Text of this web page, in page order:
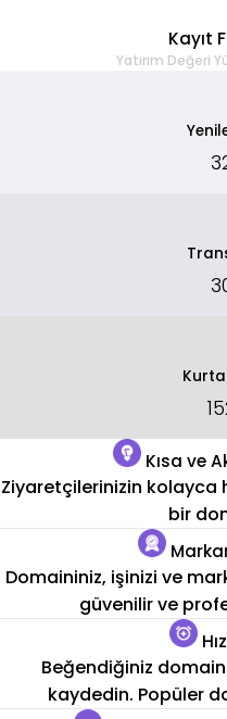
Kayıt
Yatırım Değeri
Kısa ve
Ziyaretçilerinizin kolayca
bir
Domaininiz, işinizi ve
güvenilir ve
Beğendiğiniz
kaydedin. Popüler